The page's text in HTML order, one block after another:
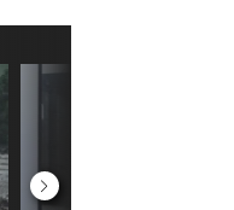
Stunden